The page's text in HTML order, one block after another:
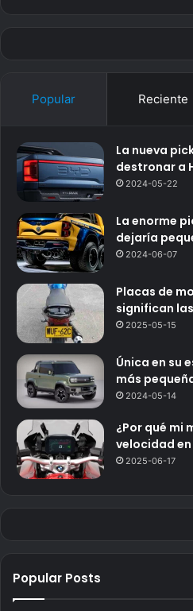
Popular Reciente
La nueva
destronar a
2024-05-22
La enorme
dejaría
2024-06-07
Placas de
significan
2025-05-15
Única en su
más
2024-05-14
¿Por qué mi
velocidad
2025-06-17
Popular Posts